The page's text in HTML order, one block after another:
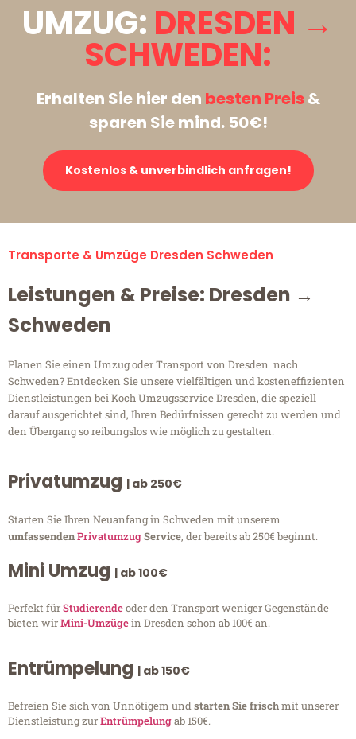
UMZUG: DRESDEN →
SCHWEDEN:
Erhalten Sie hier den besten Preis&
sparen Sie mind. 50€!
Kostenlos & unverbindlich anfragen!
Transporte & Umzüge Dresden Schweden
Leistungen & Preise: Dresden →
Schweden
Planen Sie einen Umzug oder Transport von Dresden nach
Schweden? Entdecken Sie unsere vielfältigen und kosteneffizienten
Dienstleistungen bei Koch Umzugsservice Dresden, die speziell
darauf ausgerichtet sind, Ihren Bedürfnissen gerecht zu werden und
den Übergang so reibungslos wie möglich zu gestalten.
Privatumzug | ab 250€
Starten Sie Ihren Neuanfang in Schweden mit unserem
umfassendenPrivatumzugService, der bereits ab 250€ beginnt.
Mini Umzug | ab 100€
Perfekt fürStudierendeoder den Transport weniger Gegenstände
bieten wirMini-Umzügein Dresden schon ab 100€ an.
Entrümpelung | ab 150€
Befreien Sie sich von Unnötigem undstarten Sie frischmit unserer
Dienstleistung zurEntrümpelungab 150€.